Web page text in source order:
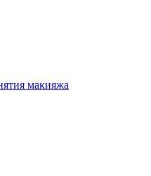
макияжа